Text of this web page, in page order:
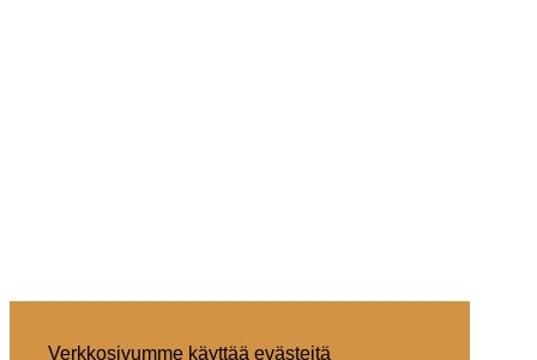
Verkkosivumme käyttää evästeitä